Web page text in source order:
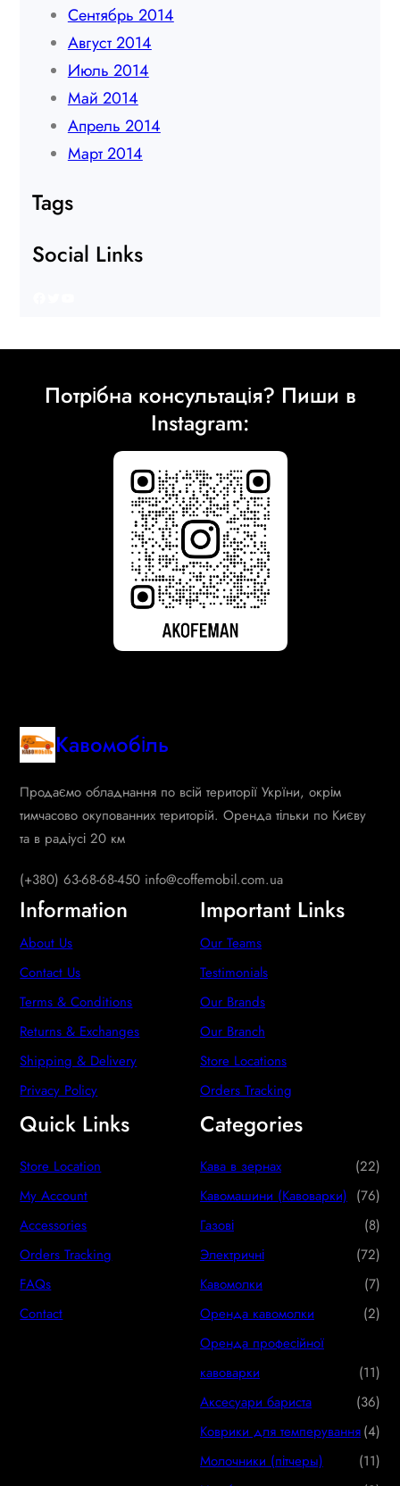
Сентябрь 2014
Август 2014
Июль 2014
Май 2014
Апрель 2014
Март 2014
Tags
Social Links
Потрібна консультація? Пиши в
Instagram:
Кавомобіль
Продаємо обладнання по всій території Укрїни, окрім
тимчасово окупованних територій. Оренда тільки по Києву
та в радіусі 20 км
(+380) 63-68-68-450 info@coffemobil.com.ua
Information
About Us
Contact Us
Terms & Conditions
Returns & Exchanges
Shipping & Delivery
Privacy Policy
Important Links
Our Teams
Testimonials
Our Brands
Our Branch
Store Locations
Orders Tracking
Quick Links
Store Location
My Account
Accessories
Orders Tracking
FAQs
Contact
Categories
Кава в зернах 222
2
p
r
o
d
c
t
s
Кавомашини (Кавоварки) 767
6
p
r
o
u
c
t
s
Газові 88
p
r
o
u
c
t
s
Электричні 727
2
p
o
d
u
c
Кавомолки 77
p
o
d
u
c
Оренда кавомолки 22
r
o
d
u
Оренда професійної
кавоварки
111
1
p
r
Аксесуари бариста 363
6
p
Коврики для темперування 44
p
Молочники (пітчеры) 111